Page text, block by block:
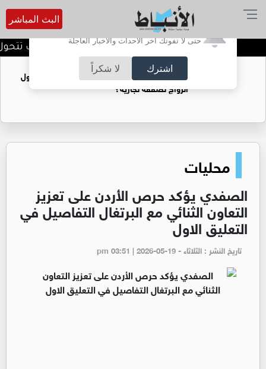
أترغب في تفعيل الإشعارات؟
حتى لا تفوتك آخر الأحداث والأخبار العاجلة
اشترك لا شكراً
البث المباشر
استراتيجيات التدويل،،، كيف
فتيات يستغللنه لتحقيق مكاسب مادية.. هل تحول
الزواج لصفقة تجارية؟
محليات
الصفدي يؤكد حرص الأردن على تعزيز
التعاون الثنائي مع البرتغال التفاصيل في
التعليق الاول
تاريخ النشر : الثلاثاء - pm 03:51 | 2026-05-19